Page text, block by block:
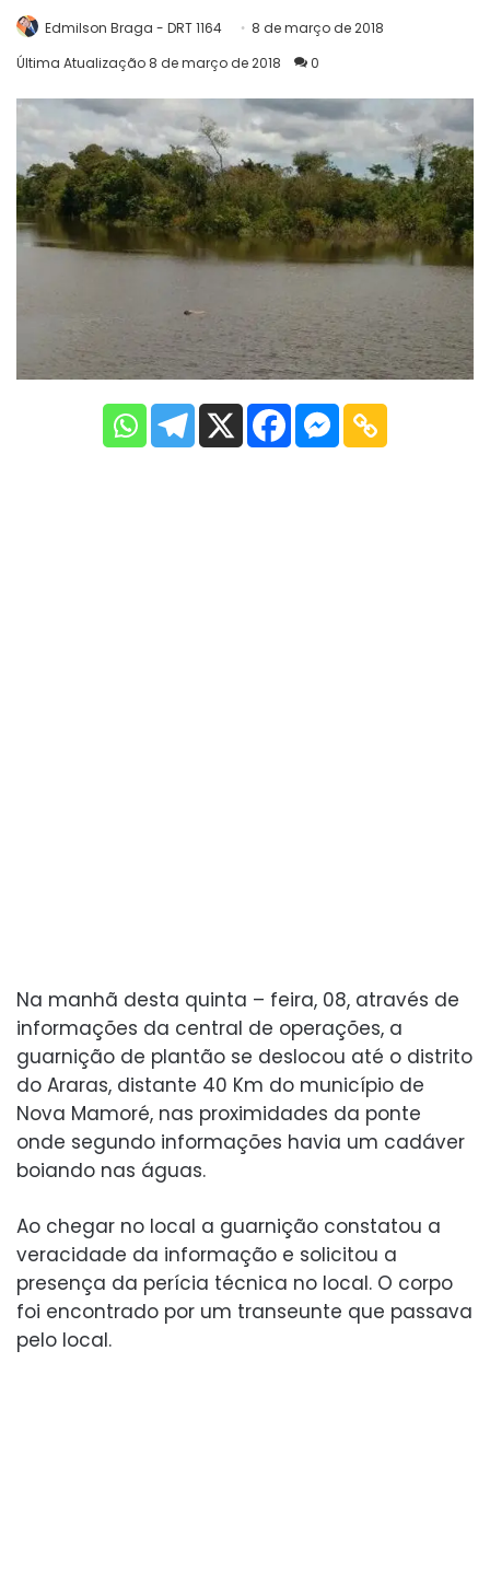
Edmilson Braga - DRT 1164
8 de março de 2018
Última Atualização 8 de março de 2018
0
Na manhã desta quinta – feira, 08, através de
informações da central de operações, a
guarnição de plantão se deslocou até o distrito
do Araras, distante 40 Km do município de
Nova Mamoré, nas proximidades da ponte
onde segundo informações havia um cadáver
boiando nas águas.
Ao chegar no local a guarnição constatou a
veracidade da informação e solicitou a
presença da perícia técnica no local. O corpo
foi encontrado por um transeunte que passava
pelo local.